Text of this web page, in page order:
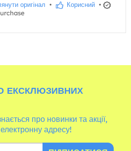
оригінал • Корисний •
ЕКСКЛЮЗИВНИХ
про новинки та акції,
адресу!